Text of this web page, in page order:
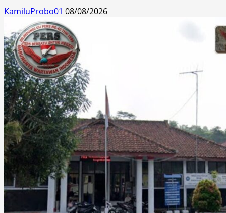
KamiluProbo01 08/08/2026